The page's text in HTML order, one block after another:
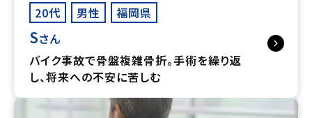
20代 男性 福岡県
Sさん
バイク事故で骨盤複雑骨折。手術を繰り返
し、将来への不安に苦しむ